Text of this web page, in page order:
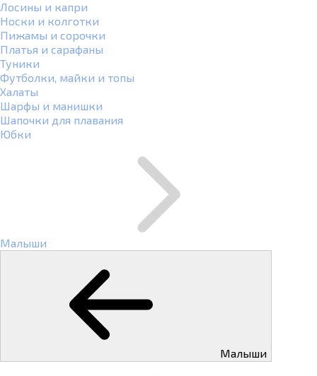
Лосины и капри
Носки и колготки
Пижамы и сорочки
Платья и сарафаны
Туники
Футболки, майки и топы
Халаты
Шарфы и манишки
Шапочки для плавания
Юбки
Малыши
Малыши